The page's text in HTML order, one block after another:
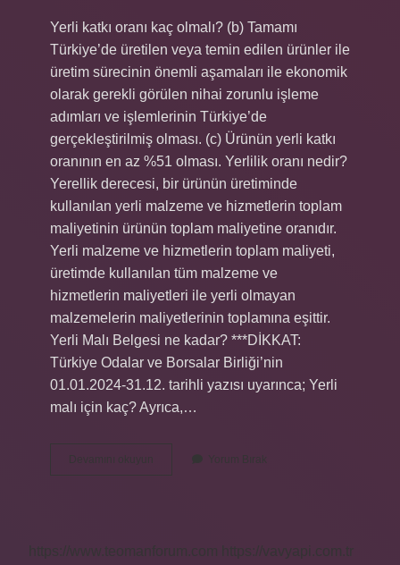
Yerli katkı oranı kaç olmalı? (b) Tamamı
Türkiye’de üretilen veya temin edilen ürünler ile
üretim sürecinin önemli aşamaları ile ekonomik
olarak gerekli görülen nihai zorunlu işleme
adımları ve işlemlerinin Türkiye’de
gerçekleştirilmiş olması. (c) Ürünün yerli katkı
oranının en az %51 olması. Yerlilik oranı nedir?
Yerellik derecesi, bir ürünün üretiminde
kullanılan yerli malzeme ve hizmetlerin toplam
maliyetinin ürünün toplam maliyetine oranıdır.
Yerli malzeme ve hizmetlerin toplam maliyeti,
üretimde kullanılan tüm malzeme ve
hizmetlerin maliyetleri ile yerli olmayan
malzemelerin maliyetlerinin toplamına eşittir.
Yerli Malı Belgesi ne kadar? ***DİKKAT:
Türkiye Odalar ve Borsalar Birliği’nin
01.01.2024-31.12. tarihli yazısı uyarınca; Yerli
malı için kaç? Ayrıca,…
Devamını okuyun
Malı
Yorum Bırak
https://www.teomanforum.com
https://vavyapi.com.tr